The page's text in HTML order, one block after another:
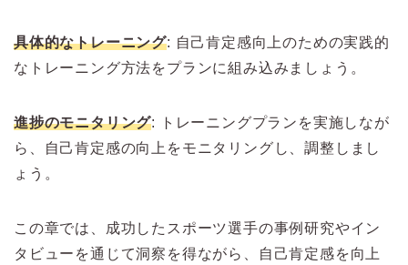
具体的なトレーニング: 自己肯定感向上のための実践的
なトレーニング方法をプランに組み込みましょう。
進捗のモニタリング: トレーニングプランを実施しなが
ら、自己肯定感の向上をモニタリングし、調整しまし
ょう。
この章では、成功したスポーツ選手の事例研究やイン
タビューを通じて洞察を得ながら、自己肯定感を向上